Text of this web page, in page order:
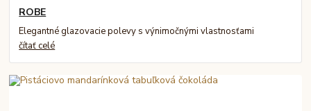
ROBE
Elegantné glazovacie polevy s výnimočnými vlastnosťami
čítať celé